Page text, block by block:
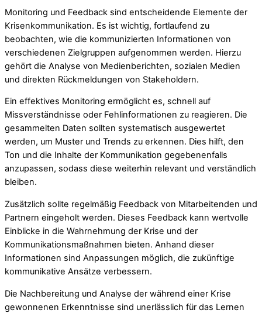
Monitoring und Feedback sind entscheidende Elemente der
Krisenkommunikation. Es ist wichtig, fortlaufend zu
beobachten, wie die kommunizierten Informationen von
verschiedenen Zielgruppen aufgenommen werden. Hierzu
gehört die Analyse von Medienberichten, sozialen Medien
und direkten Rückmeldungen von Stakeholdern.
Ein effektives Monitoring ermöglicht es, schnell auf
Missverständnisse oder Fehlinformationen zu reagieren. Die
gesammelten Daten sollten systematisch ausgewertet
werden, um Muster und Trends zu erkennen. Dies hilft, den
Ton und die Inhalte der Kommunikation gegebenenfalls
anzupassen, sodass diese weiterhin relevant und verständlich
bleiben.
Zusätzlich sollte regelmäßig Feedback von Mitarbeitenden und
Partnern eingeholt werden. Dieses Feedback kann wertvolle
Einblicke in die Wahrnehmung der Krise und der
Kommunikationsmaßnahmen bieten. Anhand dieser
Informationen sind Anpassungen möglich, die zukünftige
kommunikative Ansätze verbessern.
Die Nachbereitung und Analyse der während einer Krise
gewonnenen Erkenntnisse sind unerlässlich für das Lernen